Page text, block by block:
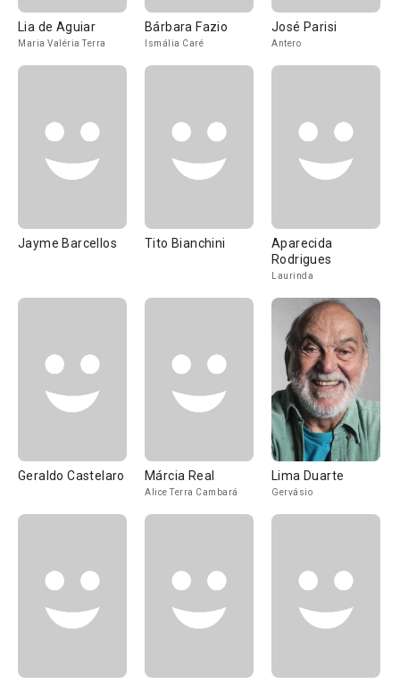
Lia de Aguiar
Maria Valéria Terra
Bárbara Fazio
Ismália Caré
José Parisi
Antero
Jayme Barcellos Tito Bianchini
Aparecida
Rodrigues
Laurinda
Geraldo Castelaro Márcia Real
Alice Terra Cambará
Lima Duarte
Gervásio